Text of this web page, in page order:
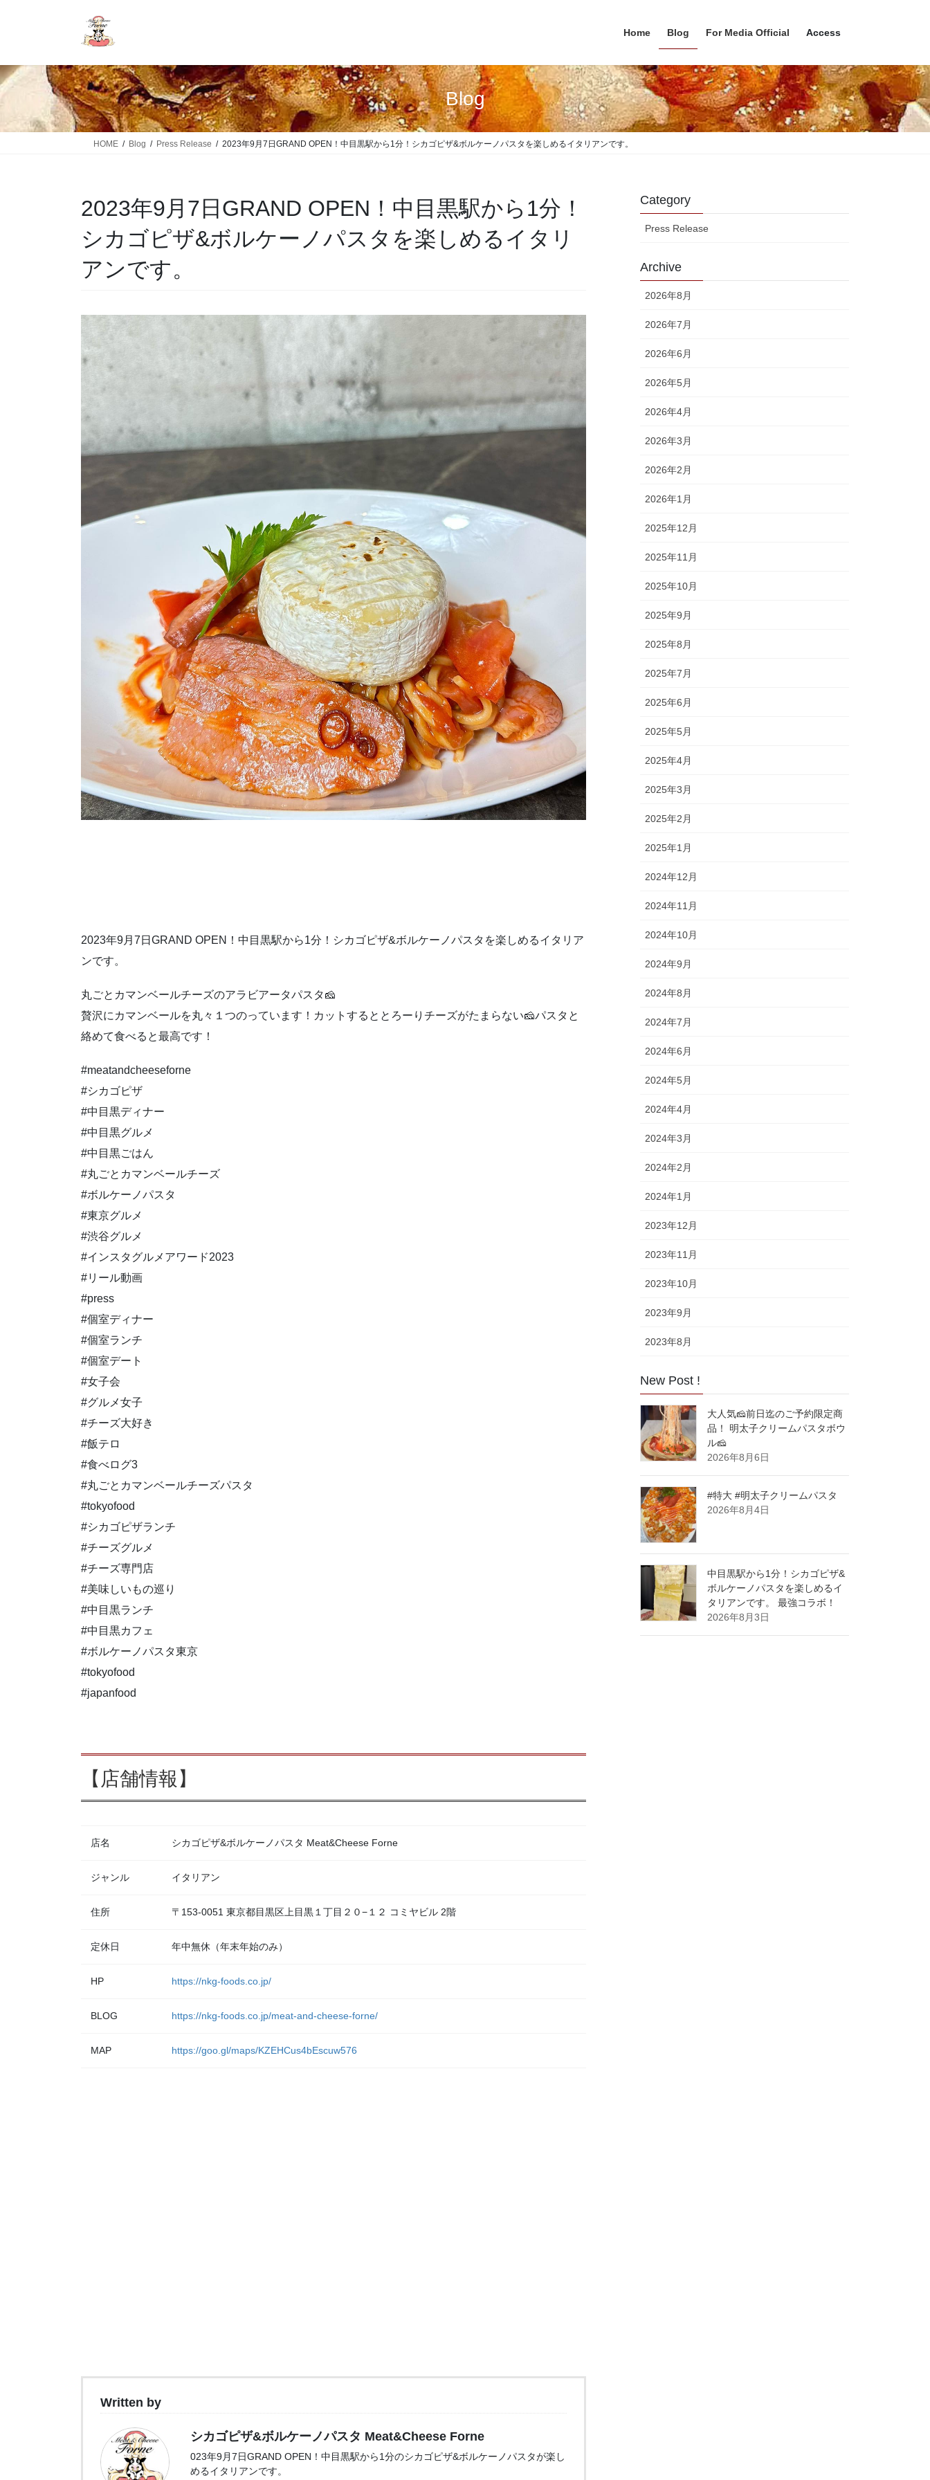
Home Blog For Media Official Access
Blog
HOME Blog Press Release 2023年9月7日GRAND OPEN！中目黒駅から1分！シカゴピザ&ボルケーノパスタを楽しめるイタリアンです。
2023年9月7日GRAND OPEN！中目黒駅から1分！
シカゴピザ&ボルケーノパスタを楽しめるイタリ
アンです。
2023年9月7日GRAND OPEN！中目黒駅から1分！シカゴピザ&ボルケーノパスタを楽しめるイタリア
ンです。
丸ごとカマンベールチーズのアラビアータパスタ🧀
贅沢にカマンベールを丸々１つのっています！カットするととろーりチーズがたまらない🧀パスタと
絡めて食べると最高です！
#meatandcheeseforne
#シカゴピザ
#中目黒ディナー
#中目黒グルメ
#中目黒ごはん
#丸ごとカマンベールチーズ
#ボルケーノパスタ
#東京グルメ
#渋谷グルメ
#インスタグルメアワード2023
#リール動画
#press
#個室ディナー
#個室ランチ
#個室デート
#女子会
#グルメ女子
#チーズ大好き
#飯テロ
#食べログ3
#丸ごとカマンベールチーズパスタ
#tokyofood
#シカゴピザランチ
#チーズグルメ
#チーズ専門店
#美味しいもの巡り
#中目黒ランチ
#中目黒カフェ
#ボルケーノパスタ東京
#tokyofood
#japanfood
【店舗情報】
店名 シカゴピザ&ボルケーノパスタ Meat&Cheese Forne
ジャンル イタリアン
住所 〒153-0051 東京都目黒区上目黒１丁目２０−１２ コミヤビル 2階
定休日 年中無休（年末年始のみ）
HP https://nkg-foods.co.jp/
BLOG https://nkg-foods.co.jp/meat-and-cheese-forne/
MAP https://goo.gl/maps/KZEHCus4bEscuw576
Written by
シカゴピザ&ボルケーノパスタ Meat&Cheese Forne
023年9月7日GRAND OPEN！中目黒駅から1分のシカゴピザ&ボルケーノパスタが楽し
めるイタリアンです。
Category
Press Release
Archive
2026年8月
2026年7月
2026年6月
2026年5月
2026年4月
2026年3月
2026年2月
2026年1月
2025年12月
2025年11月
2025年10月
2025年9月
2025年8月
2025年7月
2025年6月
2025年5月
2025年4月
2025年3月
2025年2月
2025年1月
2024年12月
2024年11月
2024年10月
2024年9月
2024年8月
2024年7月
2024年6月
2024年5月
2024年4月
2024年3月
2024年2月
2024年1月
2023年12月
2023年11月
2023年10月
2023年9月
2023年8月
New Post !
大人気🧀前日迄のご予約限定商
品！ 明太子クリームパスタボウ
ル🧀
2026年8月6日
#特大 #明太子クリームパスタ
2026年8月4日
中目黒駅から1分！シカゴピザ&
ボルケーノパスタを楽しめるイ
タリアンです。 最強コラボ！
2026年8月3日